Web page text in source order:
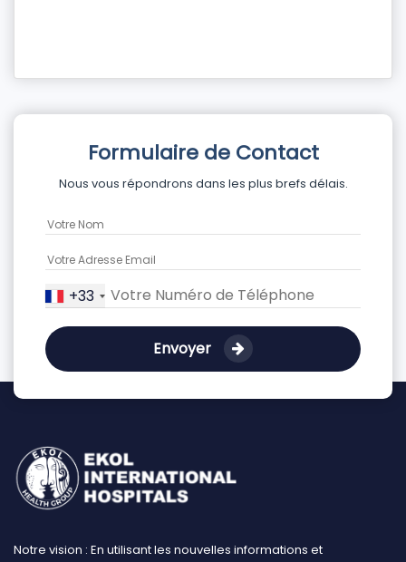
Formulaire de Contact
Nous vous répondrons dans les plus brefs délais.
+33
Envoyer
Notre vision : En utilisant les nouvelles informations et